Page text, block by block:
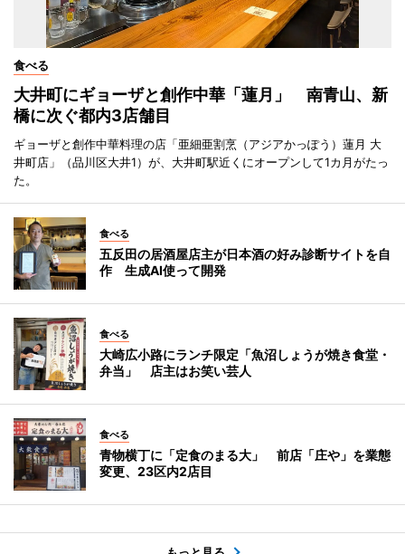
食べる
大井町にギョーザと創作中華「蓮月」 南青山、新
橋に次ぐ都内3店舗目
ギョーザと創作中華料理の店「亜細亜割烹（アジアかっぽう）蓮月 大
井町店」（品川区大井1）が、大井町駅近くにオープンして1カ月がたっ
た。
食べる
五反田の居酒屋店主が日本酒の好み診断サイトを自
作 生成AI使って開発
食べる
大崎広小路にランチ限定「魚沼しょうが焼き食堂・
弁当」 店主はお笑い芸人
食べる
青物横丁に「定食のまる大」 前店「庄や」を業態
変更、23区内2店目